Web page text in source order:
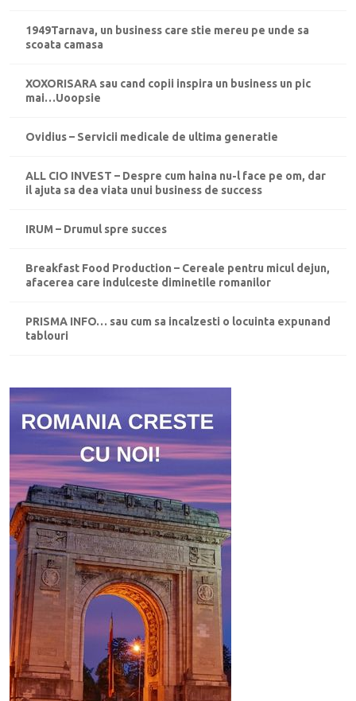
1949Tarnava, un business care stie mereu pe unde sa
scoata camasa
XOXORISARA sau cand copii inspira un business un pic
mai…Uoopsie
Ovidius – Servicii medicale de ultima generatie
ALL CIO INVEST – Despre cum haina nu-l face pe om, dar
il ajuta sa dea viata unui business de success
IRUM – Drumul spre succes
Breakfast Food Production – Cereale pentru micul dejun,
afacerea care indulceste diminetile romanilor
PRISMA INFO… sau cum sa incalzesti o locuinta expunand
tablouri